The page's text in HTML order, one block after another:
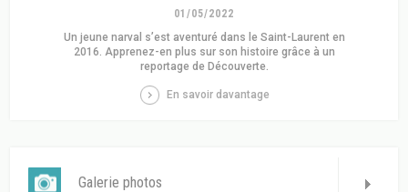
01/05/2022
Un jeune narval s’est aventuré dans le Saint-Laurent en
2016. Apprenez-en plus sur son histoire grâce à un
reportage de Découverte.
En savoir davantage
Galerie photos